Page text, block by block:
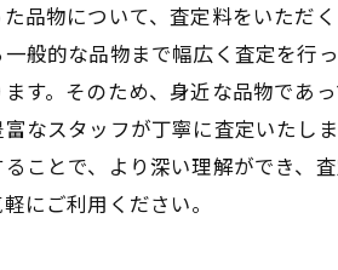
品物について、査定料をいただ
般的な品物まで幅広く査定を行
す。そのため、身近な品物であ
なスタッフが丁寧に査定いた
ことで、より深い理解ができ、
にご利用ください。